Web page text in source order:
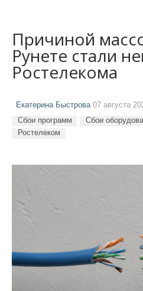
Причиной
Рунете стали
Ростелекома
Екатерина Быстрова07 августа
Сбои программ Сбои
Ростелеком